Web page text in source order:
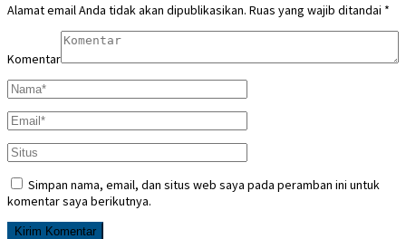
Alamat email Anda tidak akan dipublikasikan. Ruas yang wajib ditandai *
Komentar
Simpan nama, email, dan situs web saya pada peramban ini untuk
komentar saya berikutnya.